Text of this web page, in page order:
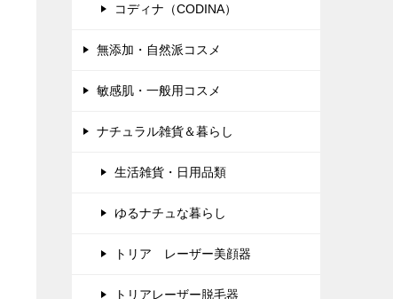
コディナ（CODINA）
無添加・自然派コスメ
敏感肌・一般用コスメ
ナチュラル雑貨＆暮らし
生活雑貨・日用品類
ゆるナチュな暮らし
トリア レーザー美顔器
トリアレーザー脱毛器